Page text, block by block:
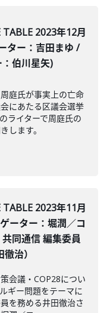
2023年12月
ター：吉田まゆ /
伯川星矢)
庭氏が事実上の亡命
にあたる区議会選挙
ライターで周庭氏の
します。
2023年11月
ーター：堀潤／コ
同通信 編集委員
治）
会議・COP28につい
ギー問題をテーマに
を務める井田徹治さ